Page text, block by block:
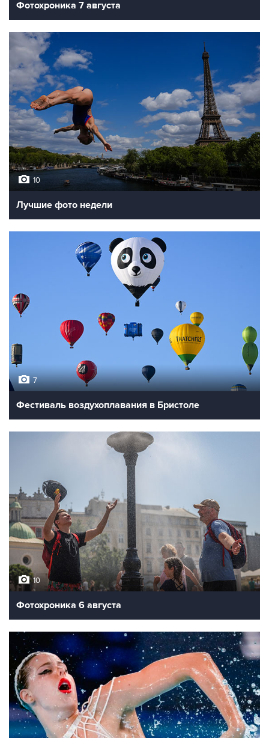
Фотохроника 7 августа
10
Лучшие фото недели
7
Фестиваль воздухоплавания в Бристоле
10
Фотохроника 6 августа